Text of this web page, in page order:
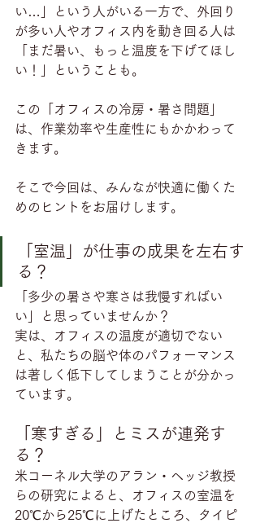
い…」という人がいる一方で、外回り
が多い人やオフィス内を動き回る人は
「まだ暑い、もっと温度を下げてほし
い！」ということも。
この「オフィスの冷房・暑さ問題」
は、作業効率や生産性にもかかわって
きます。
そこで今回は、みんなが快適に働くた
めのヒントをお届けします。
「室温」が仕事の成果を左右す
る？
「多少の暑さや寒さは我慢すればい
い」と思っていませんか？
実は、オフィスの温度が適切でない
と、私たちの脳や体のパフォーマンス
は著しく低下してしまうことが分かっ
ています。
「寒すぎる」とミスが連発す
る？
米コーネル大学のアラン・ヘッジ教授
らの研究によると、オフィスの室温を
20℃から25℃に上げたところ、タイピ